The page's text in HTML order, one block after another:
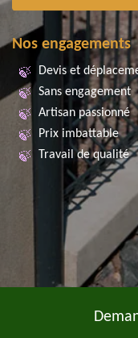
Nos engagements
Devis et
Sans engagement
Artisan passionné
Prix imbattable
Travail de qualité